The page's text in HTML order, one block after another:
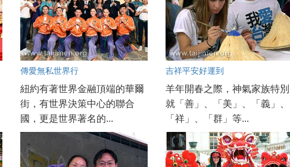
傳愛無私世界行
紐約有著世界金融頂端的華爾
街，有世界決策中心的聯合
國，更是世界著名的...
吉祥平安好運到
羊年開春之際，神氣家族特別
就「善」、「美」、「義」、
「祥」、「群」等...